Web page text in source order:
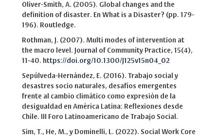
Oliver-Smith, A. (2005). Global changes and the
definition of disaster. En What is a Disaster? (pp. 179-
196). Routledge.
Rothman, J. (2007). Multi modes of intervention at
the macro level. Journal of Community Practice, 15(4),
11-40. https://doi.org/10.1300/J125v15n04_02
Sepúlveda-Hernández, E. (2016). Trabajo social y
desastres socio naturales, desafíos emergentes
frente al cambio climático como expresión de la
desigualdad en América Latina: Reflexiones desde
Chile. III Foro Latinoamericano de Trabajo Social.
Sim, T., He, M., y Dominelli, L. (2022). Social Work Core